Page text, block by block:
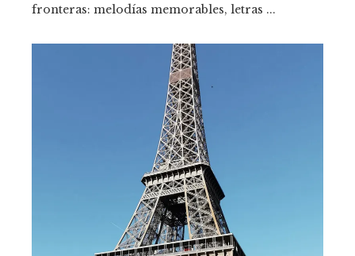
fronteras: melodías memorables, letras ...